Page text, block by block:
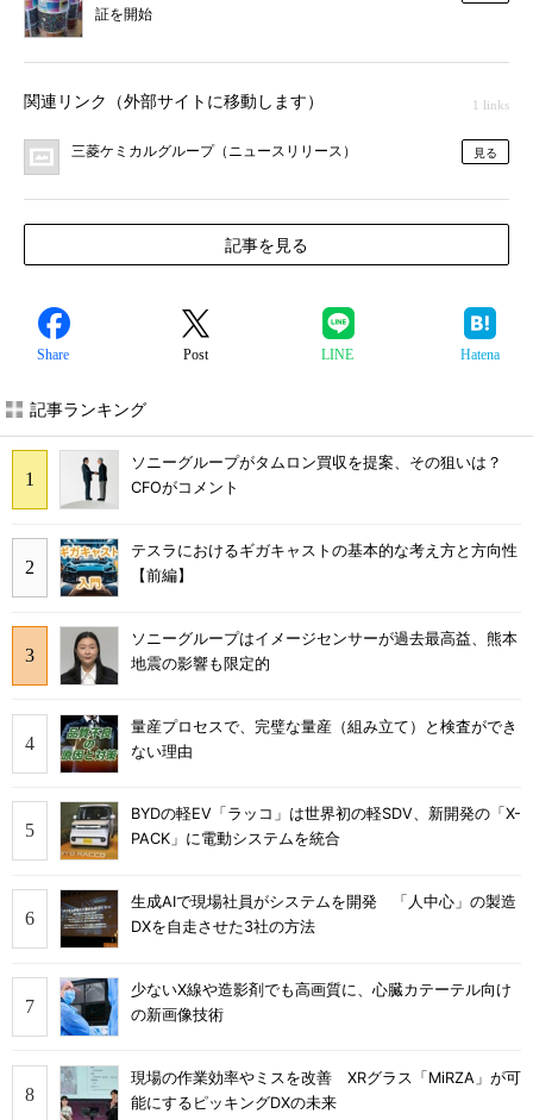
証を開始
関連リンク（外部サイトに移動します） 1 links
三菱ケミカルグループ（ニュースリリース） 見る
記事を見る
Share Post LINE Hatena
記事ランキング
ソニーグループがタムロン買収を提案、その狙いは？
CFOがコメント
テスラにおけるギガキャストの基本的な考え方と方向性
【前編】
ソニーグループはイメージセンサーが過去最高益、熊本
地震の影響も限定的
量産プロセスで、完璧な量産（組み立て）と検査ができ
ない理由
BYDの軽EV「ラッコ」は世界初の軽SDV、新開発の「X-
PACK」に電動システムを統合
生成AIで現場社員がシステムを開発 「人中心」の製造
DXを自走させた3社の方法
少ないX線や造影剤でも高画質に、心臓カテーテル向け
の新画像技術
現場の作業効率やミスを改善 XRグラス「MiRZA」が可
能にするピッキングDXの未来